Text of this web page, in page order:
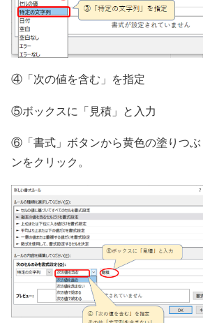
④「次の値を含む」を指定
⑤ボックスに「見積」と入力
⑥「書式」ボタンから黄色の塗りつぶ
ンをクリック。